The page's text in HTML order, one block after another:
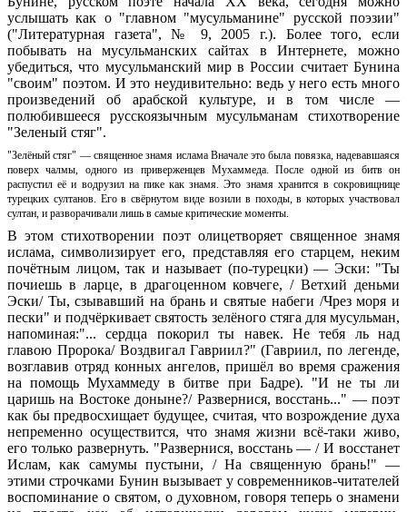
услышать как о "главном "мусульманине" русской поэзии"
("Литературная газета", № 9, 2005 г.). Более того, если
побывать на мусульманских сайтах в Интернете, можно
убедиться, что мусульманский мир в России считает Бунина
"своим" поэтом. И это неудивительно: ведь у него есть много
произведений об арабской культуре, и в том числе —
полюбившееся русскоязычным мусульманам стихотворение
"Зеленый стяг".
"Зелёный стяг" — священное знамя ислама Вначале это была повязка, надевавшаяся
поверх чалмы, одного из приверженцев Мухаммеда. После одной из битв он
распустил её и водрузил на пике как знамя. Это знамя хранится в сокровищнице
турецких султанов. Его в свёрнутом виде возили в походы, в которых участвовал
султан, и разворачивали лишь в самые критические моменты.
В этом стихотворении поэт олицетворяет священное знамя
ислама, символизирует его, представляя его старцем, неким
почётным лицом, так и называет (по-турецки) — Эски: "Ты
почиешь в ларце, в драгоценном ковчеге, / Ветхий деньми
Эски/ Ты, сзывавший на брань и святые набеги /Чрез моря и
пески" и подчёркивает святость зелёного стяга для мусульман,
напоминая:"... сердца покорил ты навек. Не тебя ль над
главою Пророка/ Воздвигал Гавриил?" (Гавриил, по легенде,
возглавив отряд конных ангелов, пришёл во время сражения
на помощь Мухаммеду в битве при Бадре). "И не ты ли
царишь на Востоке доныне?/ Развернися, восстань..." — поэт
как бы предвосхищает будущее, считая, что возрождение духа
непременно осуществится, что знамя жизни всё-таки живо,
его только развернуть. "Развернися, восстань — / И восстанет
Ислам, как самумы пустыни, / На священную брань!" —
этими строчками Бунин вызывает у современников-читателей
воспоминание о святом, о духовном, говоря теперь о знамени